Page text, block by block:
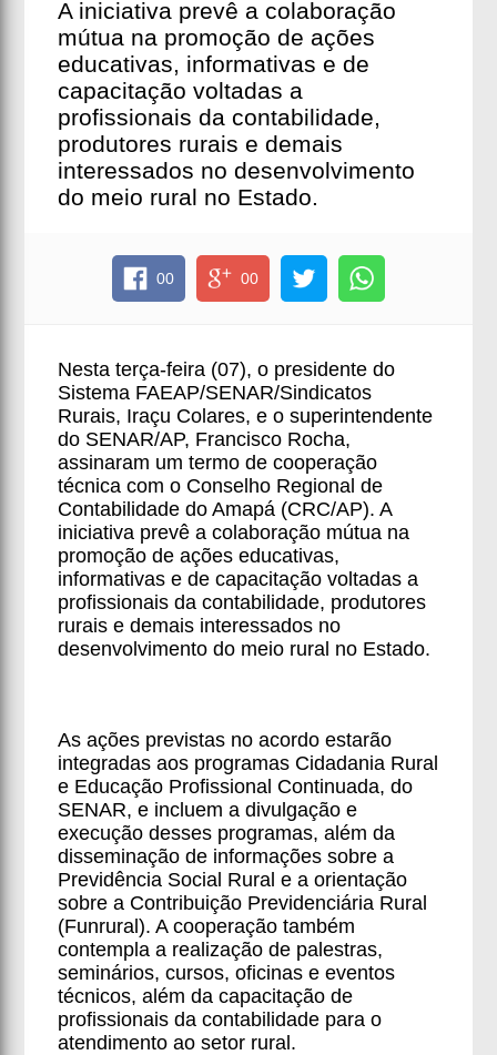
A iniciativa prevê a colaboração
mútua na promoção de ações
educativas, informativas e de
capacitação voltadas a
profissionais da contabilidade,
produtores rurais e demais
interessados no desenvolvimento
do meio rural no Estado.
00 00
Nesta terça-feira (07), o presidente do
Sistema FAEAP/SENAR/Sindicatos
Rurais, Iraçu Colares, e o superintendente
do SENAR/AP, Francisco Rocha,
assinaram um termo de cooperação
técnica com o Conselho Regional de
Contabilidade do Amapá (CRC/AP). A
iniciativa prevê a colaboração mútua na
promoção de ações educativas,
informativas e de capacitação voltadas a
profissionais da contabilidade, produtores
rurais e demais interessados no
desenvolvimento do meio rural no Estado.
As ações previstas no acordo estarão
integradas aos programas Cidadania Rural
e Educação Profissional Continuada, do
SENAR, e incluem a divulgação e
execução desses programas, além da
disseminação de informações sobre a
Previdência Social Rural e a orientação
sobre a Contribuição Previdenciária Rural
(Funrural). A cooperação também
contempla a realização de palestras,
seminários, cursos, oficinas e eventos
técnicos, além da capacitação de
profissionais da contabilidade para o
atendimento ao setor rural.